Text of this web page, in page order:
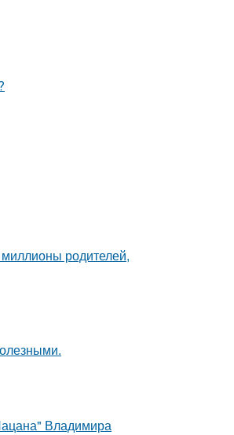
родителей,
Владимира